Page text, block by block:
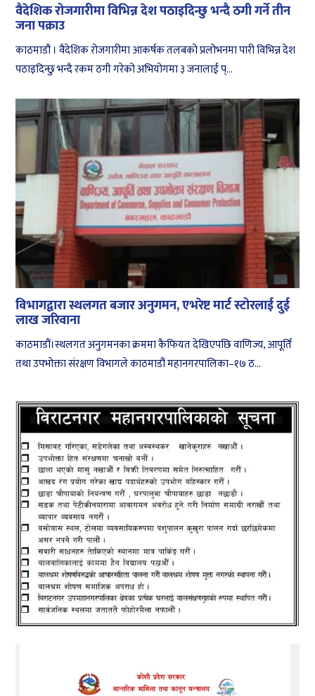
वैदेशिक रोजगारीमा विभिन्न देश पठाइदिन्छु भन्दै ठगी गर्ने तीन
जना पक्राउ
काठमाडौं । वैदेशिक रोजगारीमा आकर्षक तलबको प्रलोभनमा पारी विभिन्न देश
पठाइदिन्छु भन्दै रकम ठगी गरेको अभियोगमा ३ जनालाई प्...
विभागद्वारा स्थलगत बजार अनुगमन, एभरेष्ट मार्ट स्टोरलाई दुई
लाख जरिवाना
काठमाडौं।स्थलगत अनुगमनका क्रममा कैफियत देखिएपछि वाणिज्य, आपूर्ति
तथा उपभोक्ता संरक्षण विभागले काठमाडौं महानगरपालिका–१७ ठ...